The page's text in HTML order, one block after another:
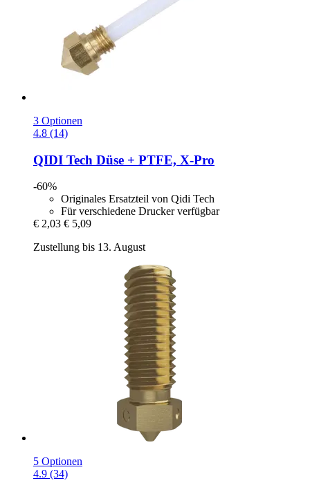
3 Optionen
4.8 (14)
QIDI Tech Düse + PTFE, X-​Pro
-60%
Originales Ersatzteil von Qidi Tech
Für verschiedene Drucker verfügbar
€ 2,03 € 5,09
Zustellung bis 13. August
5 Optionen
4.9 (34)